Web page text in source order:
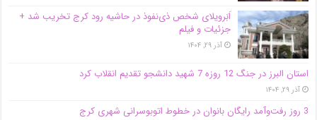
اَبَر‌ویلای شخص ذی‌نفوذ در حاشیه‌ رود کرج تخریب شد +
جزئیات و فیلم
آذر ۲۹, ۱۴۰۴
استان البرز در جنگ 12 روزه 7 شهید دانشجو تقدیم انقلاب کرد
آذر ۲۹, ۱۴۰۴
3 روز رفت‌وآمد رایگان بانوان در خطوط اتوبوسرانی شهری کرج